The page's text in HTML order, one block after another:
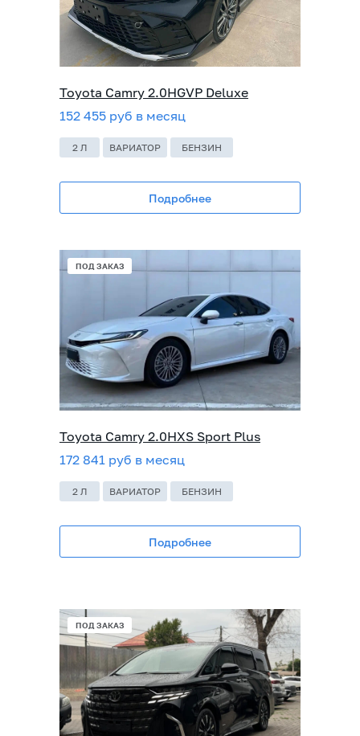
Toyota Camry 2.0HGVP Deluxe
152 455 руб в месяц
Подробнее
Toyota Camry 2.0HXS Sport Plus
172 841 руб в месяц
2 Л ВАРИАТОР
Подробнее
БЕНЗИН
ПОД ЗАКАЗ
2 Л ВАРИАТОР БЕНЗИН
ПОД ЗАКАЗ